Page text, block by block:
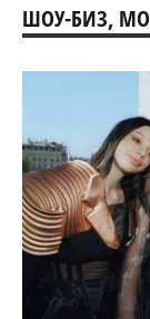
ШОУ-БИЗ,